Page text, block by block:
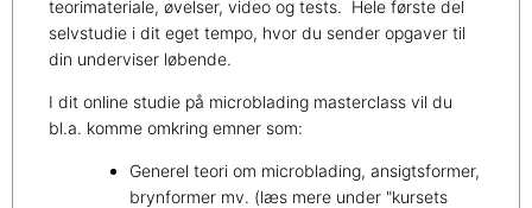
teorimateriale, øvelser, video og tests. Hele første del
selvstudie i dit eget tempo, hvor du sender opgaver til
din underviser løbende.
I dit online studie på microblading masterclass vil du
bl.a. komme omkring emner som:
Generel teori om microblading, ansigtsformer,
brynformer mv. (læs mere under "kursets